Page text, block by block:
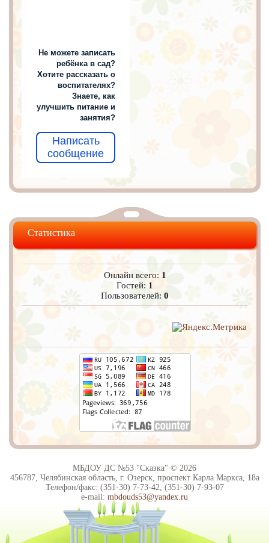
Не можете записать
ребёнка в сад?
Хотите рассказать о
воспитателях?
Знаете, как
улучшить питание и
занятия?
Написать
сообщение
Статистика
Онлайн всего: 1
Гостей: 1
Пользователей:0
МБДОУ ДС №53 "Сказка" © 2026
456787, Челябинская область, г. Озерск, проспект Карла Маркса, 18а
Телефон/факс: (351-30) 7-73-42, (351-30) 7-93-07
e-mail: mbdouds53@yandex.ru